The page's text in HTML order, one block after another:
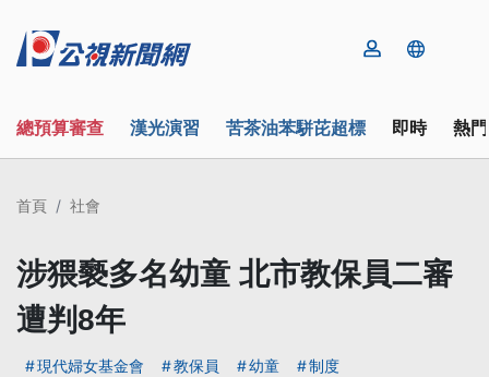
總預算審查 漢光演習 苦茶油苯駢芘超標 即時 熱
首頁 社會
涉猥褻多名幼童 北市教保員二審
遭判8年
現代婦女基金會 教保員 幼童 制度